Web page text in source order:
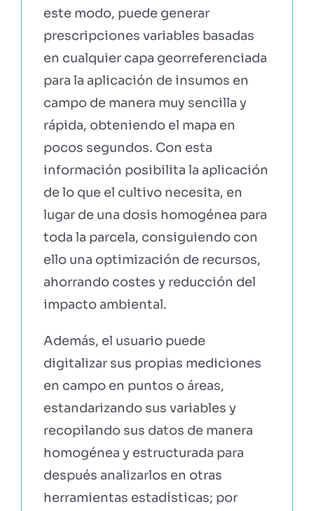
este modo, puede generar
prescripciones variables basadas
en cualquier capa georreferenciada
para la aplicación de insumos en
campo de manera muy sencilla y
rápida, obteniendo el mapa en
pocos segundos. Con esta
información posibilita la aplicación
de lo que el cultivo necesita, en
lugar de una dosis homogénea para
toda la parcela, consiguiendo con
ello una optimización de recursos,
ahorrando costes y reducción del
impacto ambiental.
Además, el usuario puede
digitalizar sus propias mediciones
en campo en puntos o áreas,
estandarizando sus variables y
recopilando sus datos de manera
homogénea y estructurada para
después analizarlos en otras
herramientas estadísticas; por